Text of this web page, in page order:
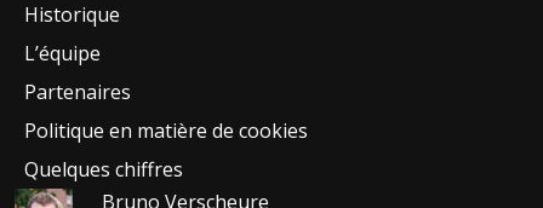
Historique
L’équipe
Partenaires
Politique en matière de cookies
Quelques chiffres
Bruno Verscheure